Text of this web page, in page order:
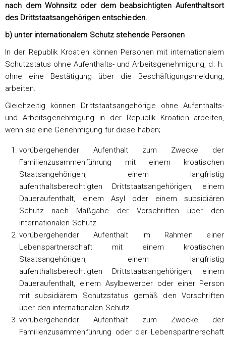
nach dem Wohnsitz oder dem beabsichtigten Aufenthaltsort
des Drittstaatsangehörigen entschieden.
b) unter internationalem Schutz stehende Personen
In der Republik Kroatien können Personen mit internationalem
Schutzstatus ohne Aufenthalts- und Arbeitsgenehmigung, d. h.
ohne eine Bestätigung über die Beschäftigungsmeldung,
arbeiten.
Gleichzeitig können Drittstaatsangehörige ohne Aufenthalts-
und Arbeitsgenehmigung in der Republik Kroatien arbeiten,
wenn sie eine Genehmigung für diese haben;
vorübergehender Aufenthalt zum Zwecke der
Familienzusammenführung mit einem kroatischen
Staatsangehörigen, einem langfristig
aufenthaltsberechtigten Drittstaatsangehörigen, einem
Daueraufenthalt, einem Asyl oder einem subsidiären
Schutz nach Maßgabe der Vorschriften über den
internationalen Schutz
vorübergehender Aufenthalt im Rahmen einer
Lebenspartnerschaft mit einem kroatischen
Staatsangehörigen, einem langfristig
aufenthaltsberechtigten Drittstaatsangehörigen, einem
Daueraufenthalt, einem Asylbewerber oder einer Person
mit subsidiärem Schutzstatus gemäß den Vorschriften
über den internationalen Schutz
vorübergehender Aufenthalt zum Zwecke der
Familienzusammenführung oder der Lebenspartnerschaft